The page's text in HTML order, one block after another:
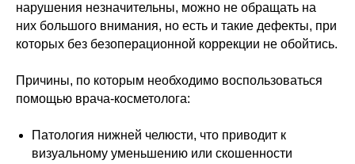
нарушения незначительны, можно не обращать на
них большого внимания, но есть и такие дефекты, при
которых без безоперационной коррекции не обойтись.
Причины, по которым необходимо воспользоваться
помощью врача-косметолога:
Патология нижней челюсти, что приводит к
визуальному уменьшению или скошенности